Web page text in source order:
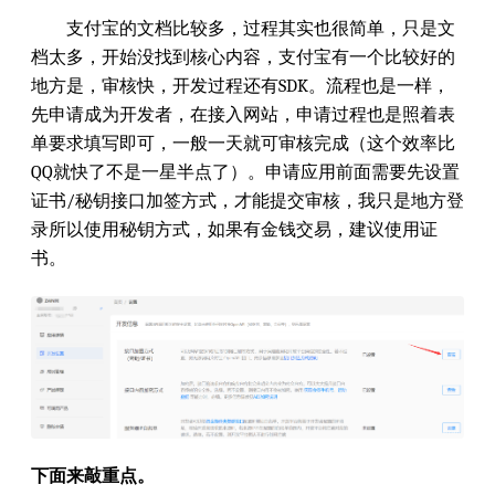
支付宝的文档比较多，过程其实也很简单，只是文
档太多，开始没找到核心内容，支付宝有一个比较好的
地方是，审核快，开发过程还有SDK。流程也是一样，
先申请成为开发者，在接入网站，申请过程也是照着表
单要求填写即可，一般一天就可审核完成（这个效率比
QQ就快了不是一星半点了）。申请应用前面需要先设置
证书/秘钥接口加签方式，才能提交审核，我只是地方登
录所以使用秘钥方式，如果有金钱交易，建议使用证
书。
下面来敲重点。